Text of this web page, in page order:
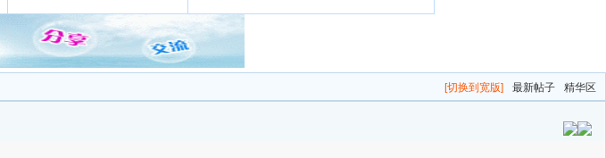
[切换到宽版] 最新帖子 精华区